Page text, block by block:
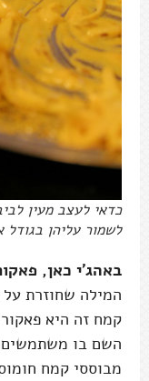
כדאי לעצב מעין
לשמור עליהן
באהג'י כאן,
המילה שחוזרת
קמח זה היא
השם בו משתמשים
מבוססי קמח